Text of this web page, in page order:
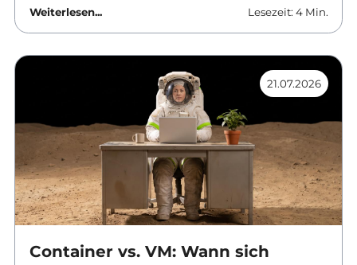
gemeinsam eingesetzt. Dieser Beitrag ordnet
ein, was Docker leistet, wo Kubernetes ansetzt
und ab wann sich der Aufwand einer
vollwertigen Orchestrierung überhaupt rechnet.
Weiterlesen... Lesezeit: 4 Min.
21.07.2026
Container vs. VM: Wann sich